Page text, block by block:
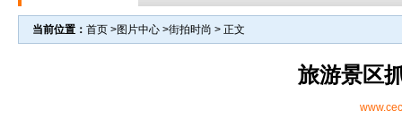
当前位置： 首页 >图片中心 >街拍时尚 > 正文
旅游景区